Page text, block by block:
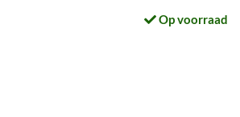
Op voorraad